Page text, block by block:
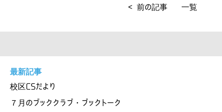
< 前の記事 一覧
最新記事
校区CSだより
７月のブッククラブ・ブックトーク